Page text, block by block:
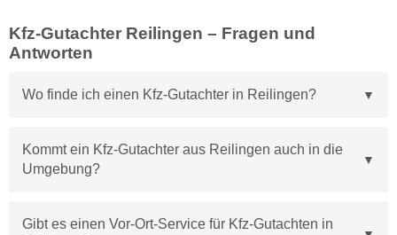
Kfz-Gutachter Reilingen – Fragen und
Antworten
Wo finde ich einen Kfz-Gutachter in Reilingen?
Kommt ein Kfz-Gutachter aus Reilingen auch in die
Umgebung?
Gibt es einen Vor-Ort-Service für Kfz-Gutachten in